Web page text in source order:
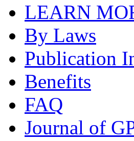
LEARN
By Laws
Publication
Benefits
FAQ
Journal of